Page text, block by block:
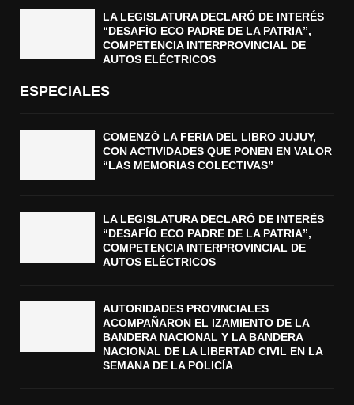
LA LEGISLATURA DECLARÓ DE INTERÉS
“DESAFÍO ECO PADRE DE LA PATRIA”,
COMPETENCIA INTERPROVINCIAL DE
AUTOS ELÉCTRICOS
ESPECIALES
COMENZÓ LA FERIA DEL LIBRO JUJUY,
CON ACTIVIDADES QUE PONEN EN VALOR
“LAS MEMORIAS COLECTIVAS”
LA LEGISLATURA DECLARÓ DE INTERÉS
“DESAFÍO ECO PADRE DE LA PATRIA”,
COMPETENCIA INTERPROVINCIAL DE
AUTOS ELÉCTRICOS
AUTORIDADES PROVINCIALES
ACOMPAÑARON EL IZAMIENTO DE LA
BANDERA NACIONAL Y LA BANDERA
NACIONAL DE LA LIBERTAD CIVIL EN LA
SEMANA DE LA POLICÍA